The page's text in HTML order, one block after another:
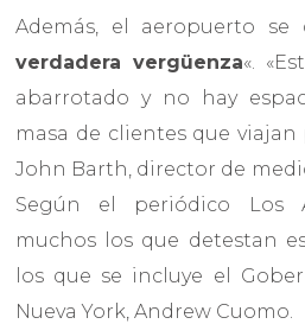
Además, el aeropuerto se
verdadera vergüenza«.
abarrotado y no hay
masa de clientes que
John Barth, director de
Según el periódico Los
muchos los que detestan
los que se incluye el
Nueva York, Andrew Cuomo.